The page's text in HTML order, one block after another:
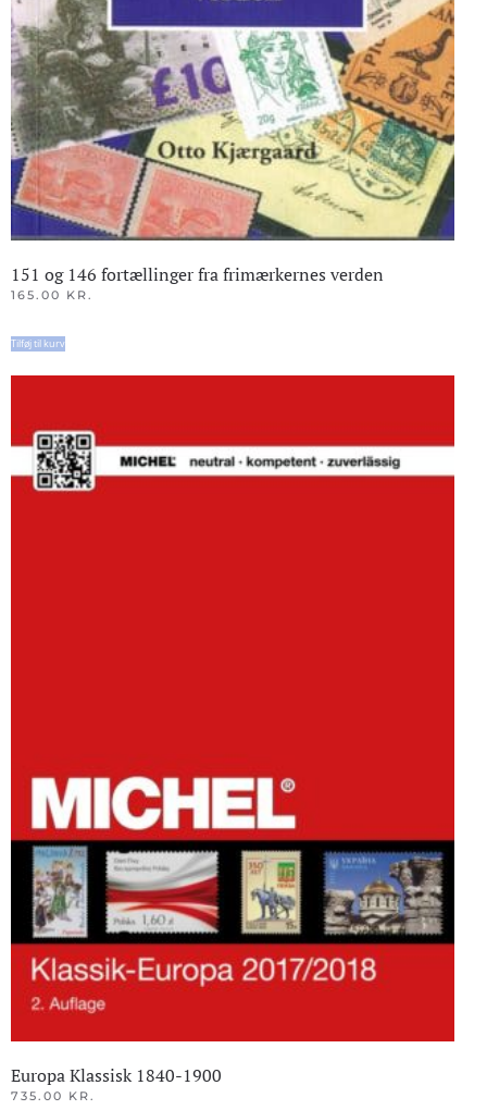
151 og 146 fortællinger fra frimærkernes verden
165.00 KR.
Tilføj til kurv
Europa Klassisk 1840-1900
735.00 KR.